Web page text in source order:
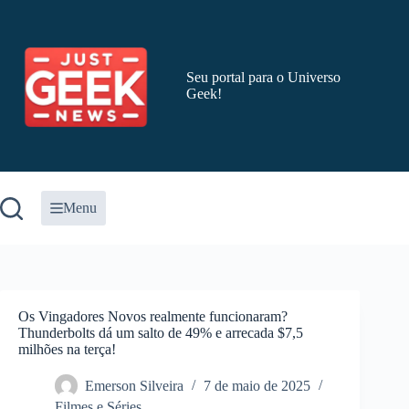
conteúdo
Seu portal para o Universo
Geek!
Menu
Os Vingadores Novos realmente funcionaram?
Thunderbolts dá um salto de 49% e arrecada $7,5
milhões na terça!
Emerson Silveira
7 de maio de 2025